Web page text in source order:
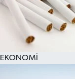
EKONOMİ